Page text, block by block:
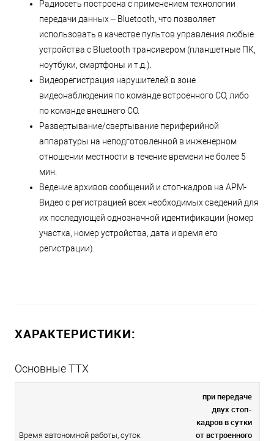
Радиосеть построена с применением технологии
передачи данных – Bluetooth, что позволяет
использовать в качестве пультов управления любые
устройства с Bluetooth трансивером (планшетные ПК,
ноутбуки, смартфоны и т.д.).
Видеорегистрация нарушителей в зоне
видеонаблюдения по команде встроенного СО, либо
по команде внешнего СО.
Развертывание/свертывание периферийной
аппаратуры на неподготовленной в инженерном
отношении местности в течение времени не более 5
мин.
Ведение архивов сообщений и стоп-кадров на АРМ-
Видео с регистрацией всех необходимых сведений для
их последующей однозначной идентификации (номер
участка, номер устройства, дата и время его
регистрации).
ХАРАКТЕРИСТИКИ:
Основные ТТХ
Время автономной работы, суток
при передаче
двух стоп-
кадров в сутки
от встроенного